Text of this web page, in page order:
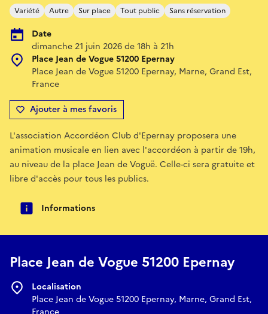
Variété Autre Sur place Tout public Sans réservation
Date
dimanche 21 juin 2026 de 18h à 21h
Place Jean de Vogue 51200 Epernay
Place Jean de Vogue 51200 Epernay, Marne, Grand Est,
France
Ajouter à mes favoris
L'association Accordéon Club d'Epernay proposera une
animation musicale en lien avec l'accordéon à partir de 19h,
au niveau de la place Jean de Voguë. Celle-ci sera gratuite et
libre d'accès pour tous les publics.
Informations
Place Jean de Vogue 51200 Epernay
Localisation
Place Jean de Vogue 51200 Epernay, Marne, Grand Est,